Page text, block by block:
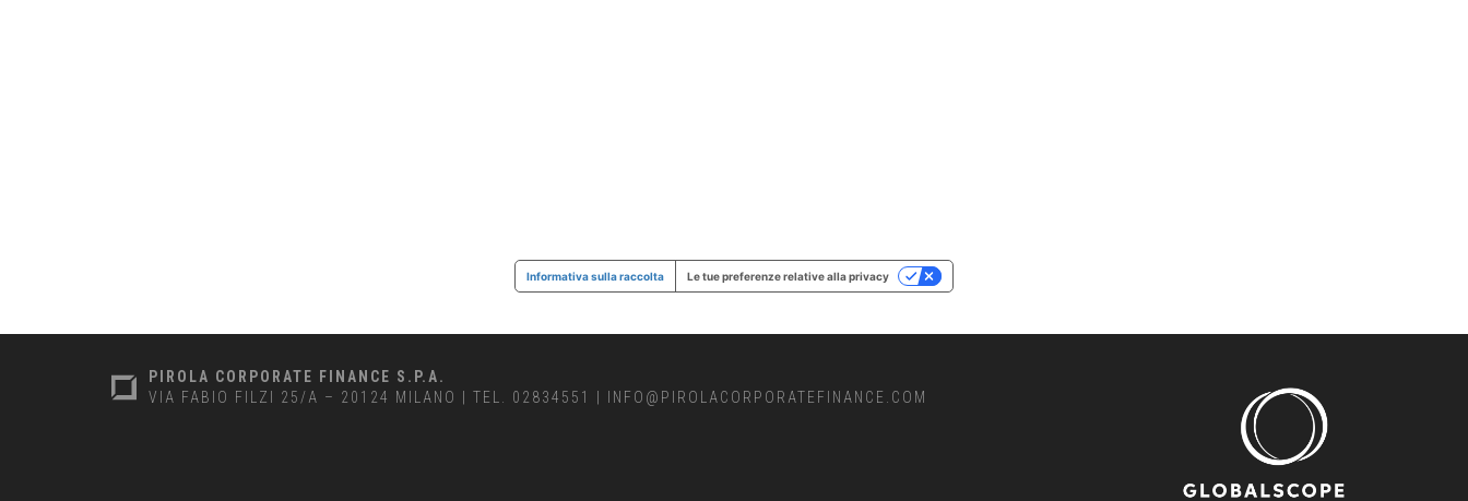
PIROLA CORPORATE FINANCE S.P.A.
VIA FABIO FILZI 25/A – 20124 MILANO
TEL. 02834551 INFO@PIROLACORPORATEFINANCE.COM
Informativa sulla raccolta Le tue preferenze relative alla privacy